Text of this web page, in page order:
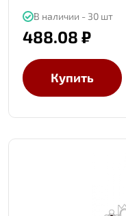
В наличии - 30 шт
488.08 ₽
Купить